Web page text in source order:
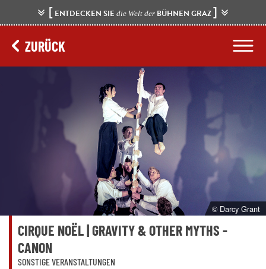
[ ENTDECKEN SIE die Welt der BÜHNEN GRAZ]
ZURÜCK
© Darcy Grant
CIRQUE NOËL | GRAVITY & OTHER MYTHS -
CANON
SONSTIGE VERANSTALTUNGEN